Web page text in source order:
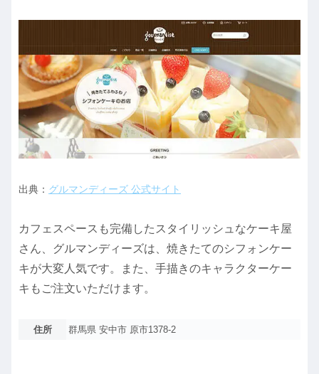
出典： グルマンディーズ 公式サイト
カフェスペースも完備したスタイリッシュなケーキ屋
さん、グルマンディーズは、焼きたてのシフォンケー
キが大変人気です。また、手描きのキャラクターケー
キもご注文いただけます。
住所 群馬県 安中市 原市1378-2